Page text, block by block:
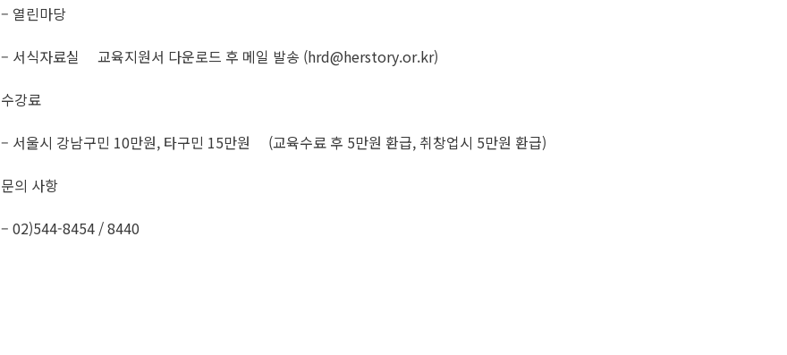
– 열린마당
– 서식자료실 교육지원서 다운로드 후 메일 발송 (hrd@herstory.or.kr)
수강료
– 서울시 강남구민 10만원, 타구민 15만원 (교육수료 후 5만원 환급, 취창업시 5만원 환급)
문의 사항
– 02)544-8454 / 8440